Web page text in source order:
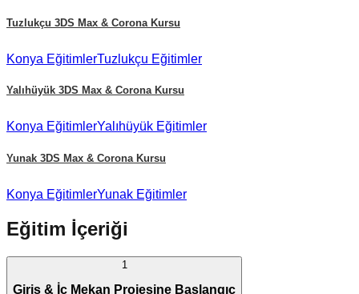
Tuzlukçu 3DS Max & Corona Kursu
Konya EğitimlerTuzlukçu Eğitimler
Yalıhüyük 3DS Max & Corona Kursu
Konya EğitimlerYalıhüyük Eğitimler
Yunak 3DS Max & Corona Kursu
Konya EğitimlerYunak Eğitimler
Eğitim İçeriği
1
Giriş & İç Mekan Projesine Başlangıç